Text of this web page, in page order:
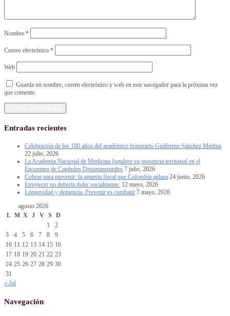
Nombre *
Correo electrónico *
Web
Guarda mi nombre, correo electrónico y web en este navegador para la próxima vez
que comente.
Entradas recientes
Celebración de los 100 años del académico honorario Guillermo Sánchez Medina
22 julio, 2026
La Academia Nacional de Medicina fortalece su presencia territorial en el
Encuentro de Capítulos Departamentales 7 julio, 2026
Cobrar para prevenir: la apuesta fiscal que Colombia aplaza 24 junio, 2026
Envejecer no debería doler socialmente. 12 mayo, 2026
Longevidad y demencia. Prevenir es combatir 7 mayo, 2026
agosto 2026
L M X J V S
D
1
2
3
4 5 6 7 8
9
10 11 12 13 14 15 16
17 18 19 20 21 22 23
24 25 26 27 28 29 30
31
« Jul
Navegación